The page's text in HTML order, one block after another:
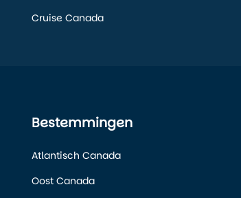
Cruise Canada
Bestemmingen
Atlantisch Canada
Oost Canada